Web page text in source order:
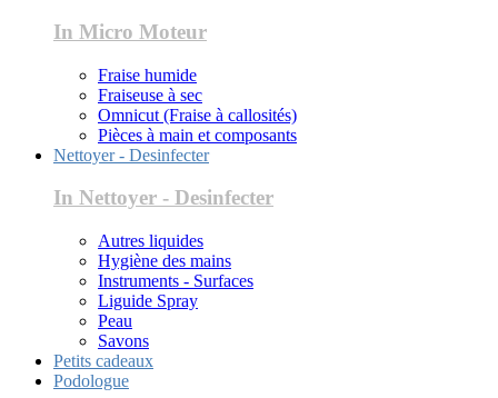
In Micro Moteur
Fraise humide
Fraiseuse à sec
Omnicut (Fraise à callosités)
Pièces à main et composants
Nettoyer - Desinfecter
In Nettoyer - Desinfecter
Autres liquides
Hygiène des mains
Instruments - Surfaces
Liguide Spray
Peau
Savons
Petits cadeaux
Podologue